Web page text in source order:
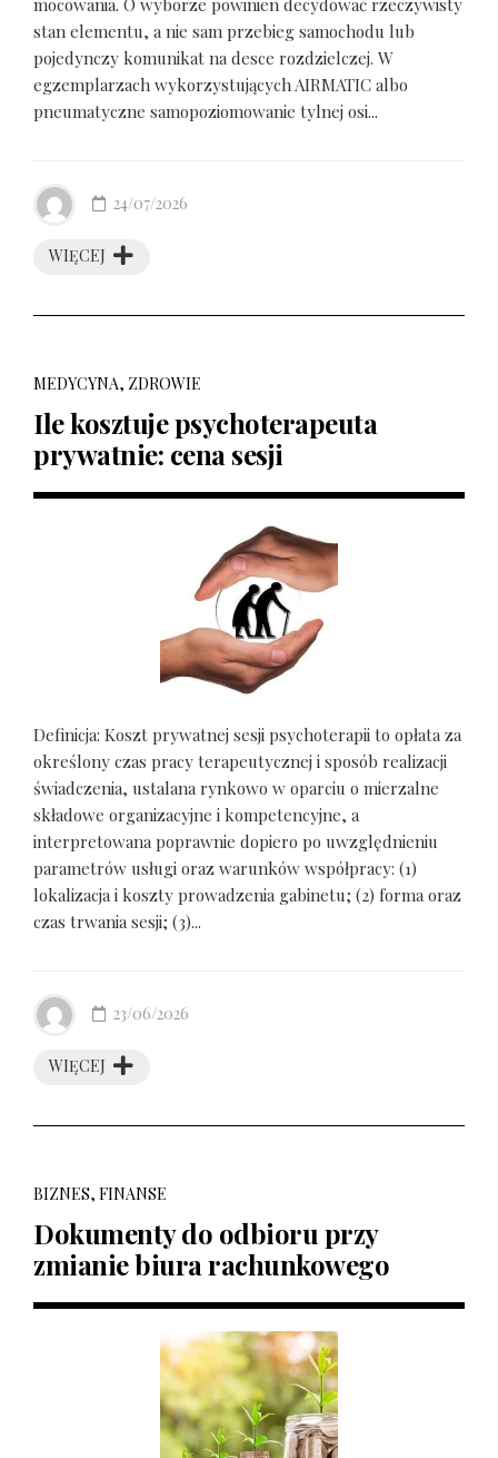
mocowania. O wyborze powinien decydować rzeczywisty
stan elementu, a nie sam przebieg samochodu lub
pojedynczy komunikat na desce rozdzielczej. W
egzemplarzach wykorzystujących AIRMATIC albo
pneumatyczne samopoziomowanie tylnej osi...
WIĘCEJ
24/07/2026
MEDYCYNA, ZDROWIE
Ile kosztuje psychoterapeuta
prywatnie: cena sesji
Definicja: Koszt prywatnej sesji psychoterapii to opłata za
określony czas pracy terapeutycznej i sposób realizacji
świadczenia, ustalana rynkowo w oparciu o mierzalne
składowe organizacyjne i kompetencyjne, a
interpretowana poprawnie dopiero po uwzględnieniu
parametrów usługi oraz warunków współpracy: (1)
lokalizacja i koszty prowadzenia gabinetu; (2) forma oraz
czas trwania sesji; (3)...
WIĘCEJ
23/06/2026
BIZNES, FINANSE
Dokumenty do odbioru przy
zmianie biura rachunkowego